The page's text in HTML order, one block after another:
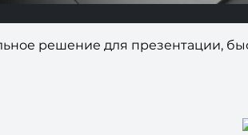
решение для презентации,